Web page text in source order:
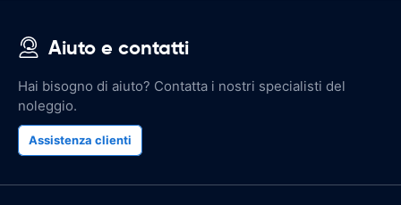
Aiuto e contatti
Hai bisogno di aiuto? Contatta i nostri specialisti del
noleggio.
Assistenza clienti